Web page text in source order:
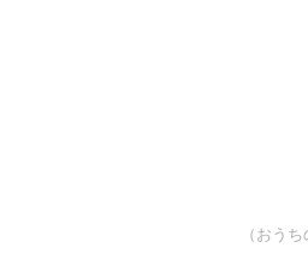
（おう